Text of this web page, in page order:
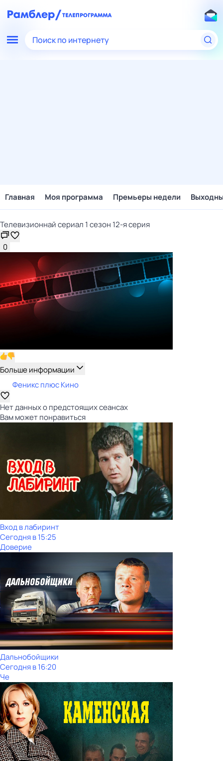
Поиск по интернету
Главная Моя программа Премьеры недели
Телевизионнай сериал 1 сезон 12-я серия
0
Больше информации
Феникс плюс Кино
Нет данных о предстоящих сеансах
Вам может понравиться
Вход в лабиринт
Сегодня в 15:25
Доверие
Дальнобойщики
Сегодня в 16:20
Че